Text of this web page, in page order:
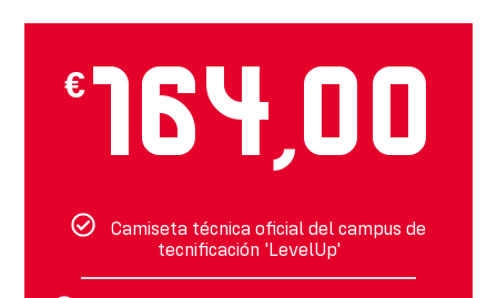
€ 164,00
Camiseta técnica oficial del campus de
tecnificación 'LevelUp'